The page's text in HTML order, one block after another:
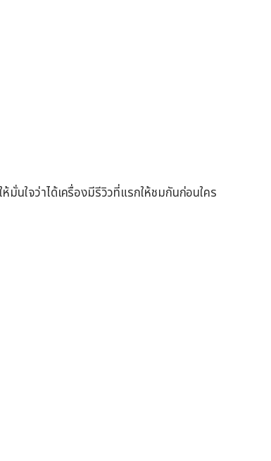
นใจว่าได้เครื่องมีรีวิวที่แรกให้ชมกันก่อนใคร